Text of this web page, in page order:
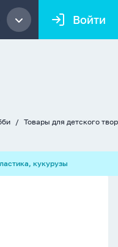
Войти
Товары для детского
кукурузы